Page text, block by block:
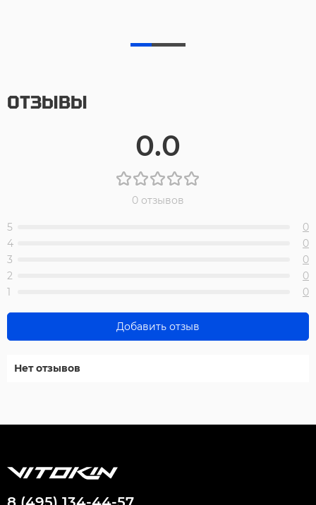
ОТЗЫВЫ
0.0
0 отзывов
5
0
4
0
3
0
2
0
1
0
Добавить отзыв
Нет отзывов